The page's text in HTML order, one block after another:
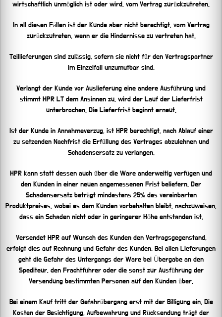
wirtschaftlich unmöglich ist oder wird, vom Vertrag zurückzutreten.
In all diesen Fällen ist der Kunde aber nicht berechtigt, vom Vertrag
zurückzutreten, wenn er die Hindernisse zu vertreten hat.
Teillieferungen sind zulässig, sofern sie nicht für den Vertragspartner
im Einzelfall unzumutbar sind.
Verlangt der Kunde vor Auslieferung eine andere Ausführung und
stimmt HPR LT dem Ansinnen zu, wird der Lauf der Lieferfrist
unterbrochen. Die Lieferfrist beginnt erneut.
Ist der Kunde in Annahmeverzug, ist HPR berechtigt, nach Ablauf einer
zu setzenden Nachfrist die Erfüllung des Vertrages abzulehnen und
Schadensersatz zu verlangen.
HPR kann statt dessen auch über die Ware anderweitig verfügen und
den Kunden in einer neuen angemessenen Frist beliefern. Der
Schadensersatz beträgt mindestens 25% des vereinbarten
Produktpreises, wobei es dem Kunden vorbehalten bleibt, nachzuweisen,
dass ein Schaden nicht oder in geringerer Höhe entstanden ist.
Versendet HPR auf Wunsch des Kunden den Vertragsgegenstand,
erfolgt dies auf Rechnung und Gefahr des Kunden. Bei allen Lieferungen
geht die Gefahr des Untergangs der Ware bei Übergabe an den
Spediteur, den Frachtführer oder die sonst zur Ausführung der
Versendung bestimmten Personen auf den Kunden über.
Bei einem Kauf tritt der Gefahrübergang erst mit der Billigung ein. Die
Kosten der Besichtigung, Aufbewahrung und Rücksendung trägt der